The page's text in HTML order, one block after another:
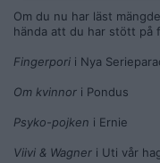
Om du nu har läst
hända att du har stött på
Fingerpori i Nya
Om kvinnor i Pondus
Psyko-pojken i Ernie
Viivi & Wagner i Uti vår